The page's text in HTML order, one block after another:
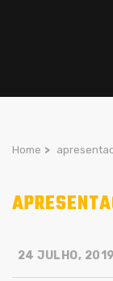
Home >
24 JULHO, 2019